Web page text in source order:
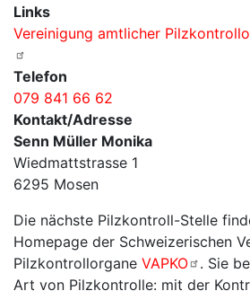
Links
Vereinigung amtlicher
Telefon
079 841 66 62
Kontakt/Adresse
Senn Müller Monika
Wiedmattstrasse 1
6295 Mosen
Die nächste Pilzkontroll-Stelle
Homepage der Schweizerischen
Pilzkontrollorgane VAPKO
. Sie
Art von Pilzkontrolle: mit der